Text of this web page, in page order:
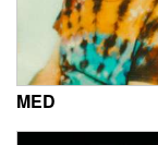
MED